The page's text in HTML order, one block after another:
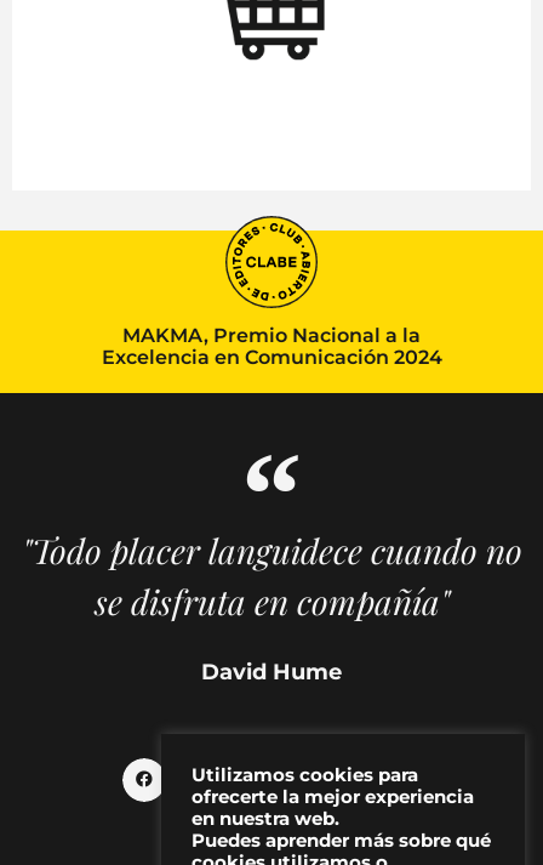
MAKMA, Premio Nacional a la
Excelencia en Comunicación 2024
"Todo placer languidece cuando no
se disfruta en compañía"
David Hume
Utilizamos cookies para
ofrecerte la mejor experiencia
en nuestra web.
Puedes aprender más sobre qué